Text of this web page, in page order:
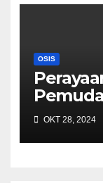
OSIS
OKT 28, 2024